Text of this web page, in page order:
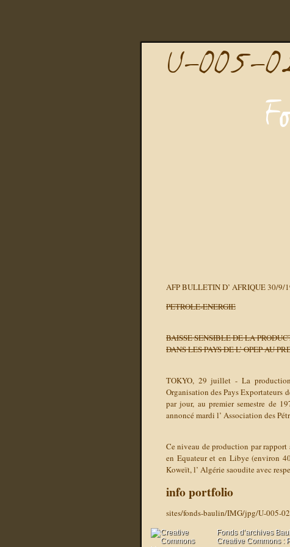
AFP BULLETIN D’ AFRIQUE 30/9/
PETROLE-ENERGIE
BAISSE SENSIBLE DE LA
DANS LES PAYS DE L’ OPEP AU
TOKYO, 29 juillet - La
Organisation des Pays Exportateurs
par jour, au premier semestre de
annoncé mardi l’ Association des
Ce niveau de production par rapport
en Equateur et en Libye (environ
Koweït, l’ Algérie saoudite avec
info portfolio
sites/fonds-baulin/IMG/jpg/U-005-
Fonds d’archives
Creative Commons :